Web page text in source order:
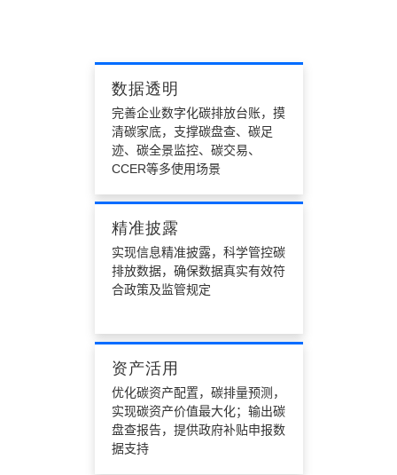
数据透明
完善企业数字化碳排放台账，摸
清碳家底，支撑碳盘查、碳足
迹、碳全景监控、碳交易、
CCER等多使用场景
精准披露
实现信息精准披露，科学管控碳
排放数据，确保数据真实有效符
合政策及监管规定
资产活用
优化碳资产配置，碳排量预测，
实现碳资产价值最大化；输出碳
盘查报告，提供政府补贴申报数
据支持